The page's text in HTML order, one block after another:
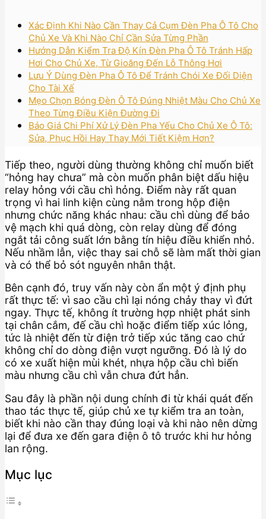
Xác Định Khi Nào Cần Thay Cả Cụm Đèn Pha Ô Tô Cho
Chủ Xe Và Khi Nào Chỉ Cần Sửa Từng Phần
Hướng Dẫn Kiểm Tra Độ Kín Đèn Pha Ô Tô Tránh Hấp
Hơi Cho Chủ Xe, Từ Gioăng Đến Lỗ Thông Hơi
Lưu Ý Dùng Đèn Pha Ô Tô Để Tránh Chói Xe Đối Diện
Cho Tài Xế
Mẹo Chọn Bóng Đèn Ô Tô Đúng Nhiệt Màu Cho Chủ Xe
Theo Từng Điều Kiện Đường Đi
Báo Giá Chi Phí Xử Lý Đèn Pha Yếu Cho Chủ Xe Ô Tô:
Sửa, Phục Hồi Hay Thay Mới Tiết Kiệm Hơn?
Tiếp theo, người dùng thường không chỉ muốn biết
“hỏng hay chưa” mà còn muốn phân biệt dấu hiệu
relay hỏng với cầu chì hỏng. Điểm này rất quan
trọng vì hai linh kiện cùng nằm trong hộp điện
nhưng chức năng khác nhau: cầu chì dùng để bảo
vệ mạch khi quá dòng, còn relay dùng để đóng
ngắt tải công suất lớn bằng tín hiệu điều khiển nhỏ.
Nếu nhầm lẫn, việc thay sai chỗ sẽ làm mất thời gian
và có thể bỏ sót nguyên nhân thật.
Bên cạnh đó, truy vấn này còn ẩn một ý định phụ
rất thực tế: vì sao cầu chì lại nóng chảy thay vì đứt
ngay. Thực tế, không ít trường hợp nhiệt phát sinh
tại chân cắm, đế cầu chì hoặc điểm tiếp xúc lỏng,
tức là nhiệt đến từ điện trở tiếp xúc tăng cao chứ
không chỉ do dòng điện vượt ngưỡng. Đó là lý do
có xe xuất hiện mùi khét, nhựa hộp cầu chì biến
màu nhưng cầu chì vẫn chưa đứt hẳn.
Sau đây là phần nội dung chính đi từ khái quát đến
thao tác thực tế, giúp chủ xe tự kiểm tra an toàn,
biết khi nào cần thay đúng loại và khi nào nên dừng
lại để đưa xe đến gara điện ô tô trước khi hư hỏng
lan rộng.
Mục lục